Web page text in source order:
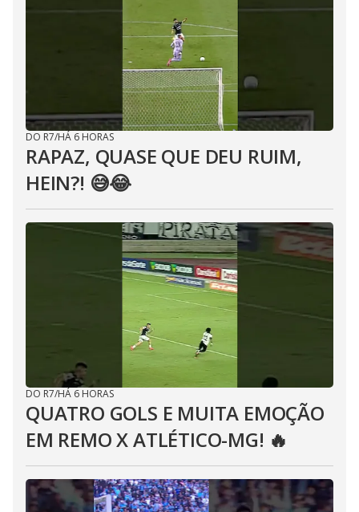
DO R7/HÁ 6 HORAS
RAPAZ, QUASE QUE DEU RUIM,
HEIN?! 😅😂⁣
DO R7/HÁ 6 HORAS
QUATRO GOLS E MUITA EMOÇÃO
EM REMO X ATLÉTICO-MG! 🔥